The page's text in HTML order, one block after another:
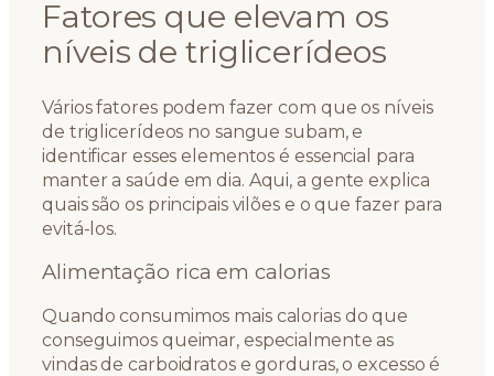
Fatores que elevam os
níveis de triglicerídeos
Vários fatores podem fazer com que os níveis
de triglicerídeos no sangue subam, e
identificar esses elementos é essencial para
manter a saúde em dia. Aqui, a gente explica
quais são os principais vilões e o que fazer para
evitá-los.
Alimentação rica em calorias
Quando consumimos mais calorias do que
conseguimos queimar, especialmente as
vindas de carboidratos e gorduras, o excesso é